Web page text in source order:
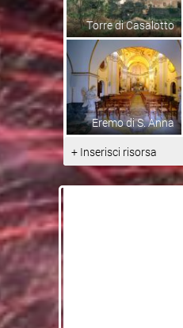
Torre di Casalotto
Eremo di S. Anna
+ Inserisci risorsa